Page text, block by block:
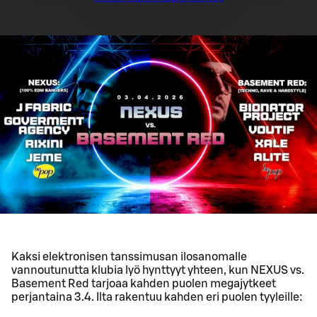
Kaksi elektronisen tanssimusan ilosanomalle
vannoutunutta klubia lyö hynttyyt yhteen, kun NEXUS vs.
Basement Red tarjoaa kahden puolen megajytkeet
perjantaina 3.4. Ilta rakentuu kahden eri puolen tyyleille: